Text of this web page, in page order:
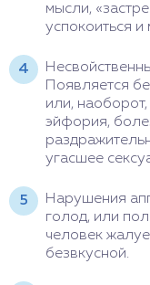
мысли,
успокоиться
Появляется
или, наоборот,
эйфория,
угасшее
Нарушения
голод, или
человек
безвкусной.